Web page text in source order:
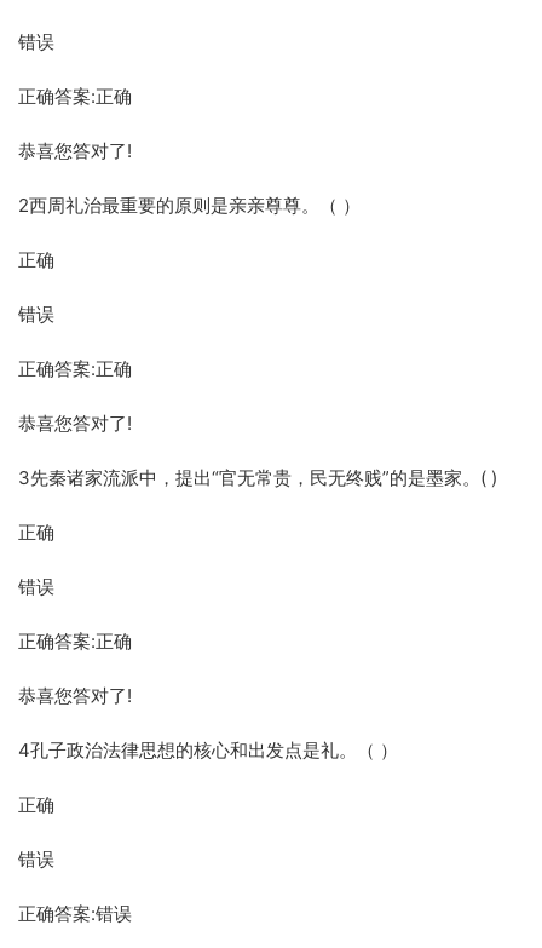
错误
正确答案:正确
恭喜您答对了!
2西周礼治最重要的原则是亲亲尊尊。（ ）
正确
错误
正确答案:正确
恭喜您答对了!
3先秦诸家流派中，提出“官无常贵，民无终贱”的是墨家。( )
正确
错误
正确答案:正确
恭喜您答对了!
4孔子政治法律思想的核心和出发点是礼。（ ）
正确
错误
正确答案:错误